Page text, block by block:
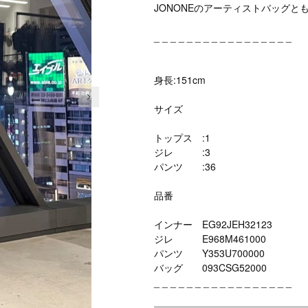
次の画像
JONONEのアーティストバッグと
身長:151cm
サイズ
トップス :1
ジレ :3
パンツ :36
品番
インナー EG92JEH32123
ジレ E968M461000
パンツ Y353U700000
バッグ 093CSG52000